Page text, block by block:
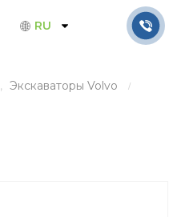
RU
, Экскаваторы Volvo